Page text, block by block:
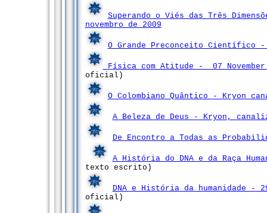
Superando o Viés das Três
novembro de 2009
O Grande Preconceito Científico -
Física com Atitude - 07 November
oficial)
O Colombiano Quântico - Kryon
A Beleza de Deus - Kryon,
De Encontro a Todas as
A História do DNA e da Raça
texto escrito)
DNA e História da humanidade -
oficial)